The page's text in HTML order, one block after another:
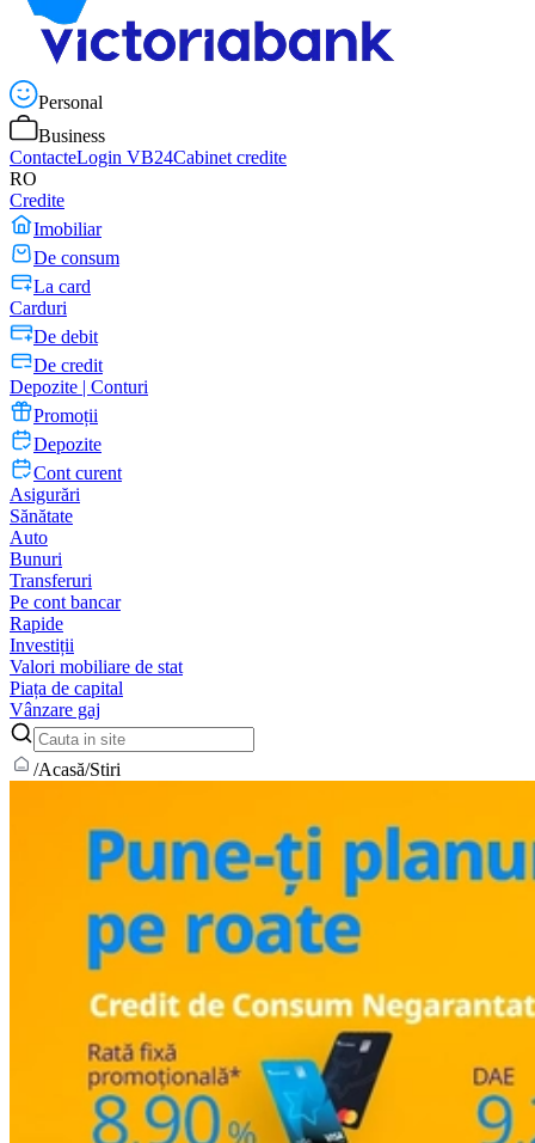
Personal
Business
ContacteLogin VB24Cabinet credite
RO
Credite
Imobiliar
De consum
La card
Carduri
De debit
De credit
Depozite | Conturi
Promoții
Depozite
Cont curent
Asigurări
Sănătate
Auto
Bunuri
Transferuri
Pe cont bancar
Rapide
Investiții
Valori mobiliare de stat
Piața de capital
Vânzare gaj
/Acasă/Stiri